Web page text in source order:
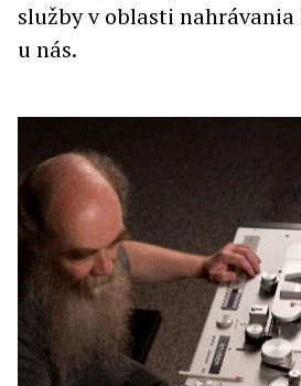
služby v oblasti
u nás.